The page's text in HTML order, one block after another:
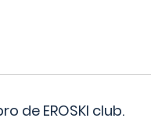
de EROSKI club.